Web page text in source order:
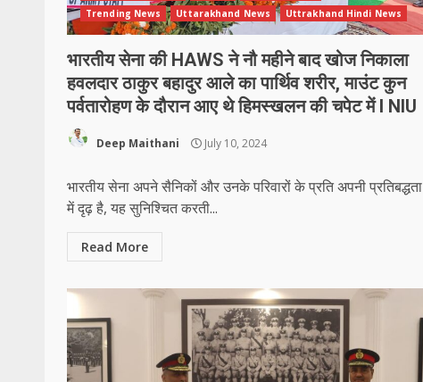
Trending News
Uttarakhand News Uttrakhand Hindi News
भारतीय सेना की HAWS ने नौ महीने बाद खोज निकाला
हवलदार ठाकुर बहादुर आले का पार्थिव शरीर, माउंट कुन
पर्वतारोहण के दौरान आए थे हिमस्खलन की चपेट में l NIU
Deep Maithani July 10, 2024
भारतीय सेना अपने सैनिकों और उनके परिवारों के प्रति अपनी प्रतिबद्धता
में दृढ़ है, यह सुनिश्चित करती...
Read More